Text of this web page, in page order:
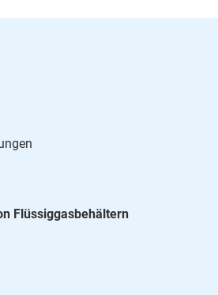
Flüssiggasbehältern